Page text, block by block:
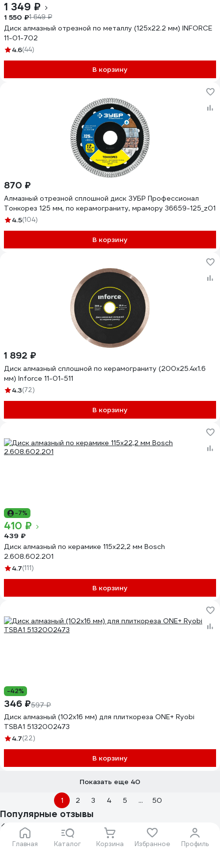
Главная Каталог Корзина Избранное Профиль
1 349 ₽
1 550 ₽1 649 ₽
Диск алмазный отрезной по металлу (125х22.2 мм) INFORCE
11-01-702
4.6(44)
В корзину
870 ₽
Алмазный отрезной сплошной диск ЗУБР Профессионал
Тонкорез 125 мм, по керамограниту, мрамору 36659-125_z01
4.5(104)
В корзину
1 892 ₽
Диск алмазный сплошной по керамограниту (200х25.4х1.6
мм) Inforce 11-01-511
4.3(72)
В корзину
-7%
410 ₽
439 ₽
Диск алмазный по керамике 115х22,2 мм Bosch
2.608.602.201
4.7(111)
В корзину
-42%
346 ₽597 ₽
Диск алмазный (102х16 мм) для плиткореза ONE+ Ryobi
TSBA1 5132002473
4.7(22)
В корзину
Показать еще 40
1 2 3 4 5 ... 50
Популярные отзывы
274 отзыва